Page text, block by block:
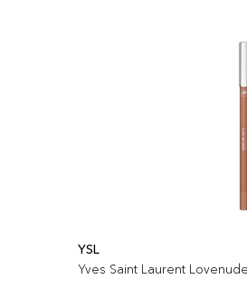
YSL
Yves Saint Laurent